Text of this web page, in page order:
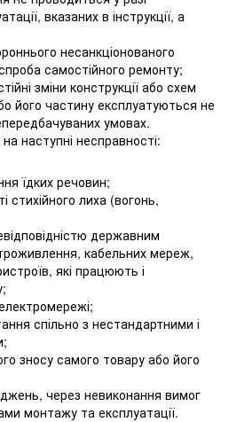
вказаних в інструкції, а
несанкціонованого
самостійного ремонту;
зміни конструкції або схем
його частину експлуатуються не
умовах.
наступні несправності:
їдких речовин;
стихійного лиха (вогонь,
державним
кабельних мереж,
які працюють і
спільно з нестандартними і
зносу самого товару або його
через невиконання вимог
монтажу та експлуатації.